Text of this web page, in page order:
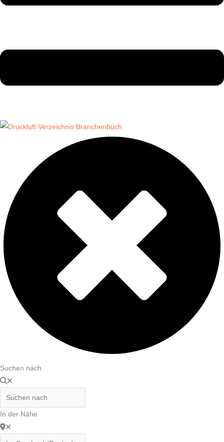
Suchen nach
In der Nähe